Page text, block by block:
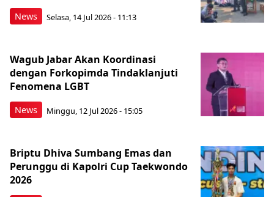
News Selasa, 14 Jul 2026 - 11:13
News
Wagub Jabar Akan Koordinasi
dengan Forkopimda Tindaklanjuti
Fenomena LGBT
Minggu, 12 Jul 2026 - 15:05
Briptu Dhiva Sumbang Emas dan
Perunggu di Kapolri Cup Taekwondo
2026